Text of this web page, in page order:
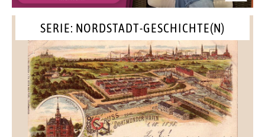
SERIE: NORDSTADT-GESCHICHTE(N)